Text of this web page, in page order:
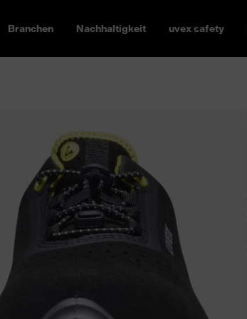
Branchen Nachhaltigkeit uvex safety